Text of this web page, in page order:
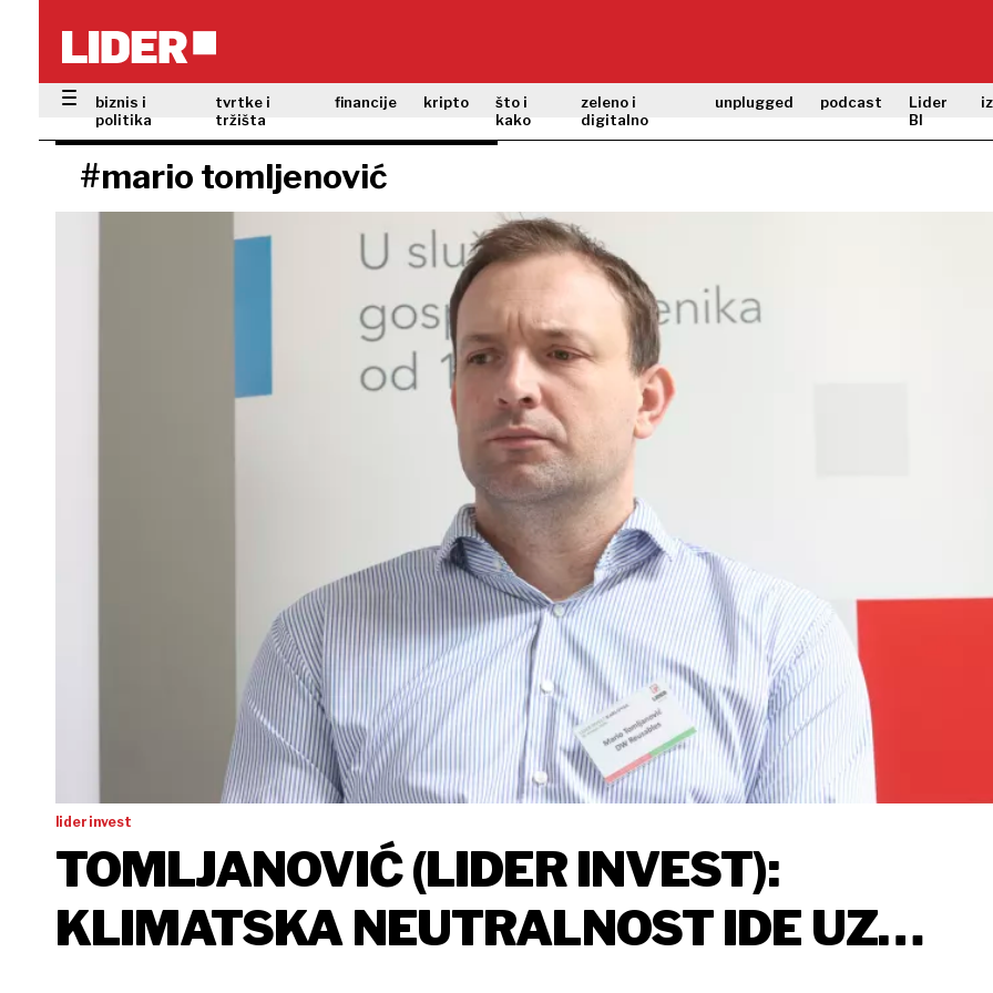
biznis i
politika
tvrtke i
tržišta
financije kripto
što i
kako
zeleno i
digitalno
unplugged podcast
Lider
BI
#mario tomljenović
lider invest
TOMLJANOVIĆ (LIDER INVEST):
KLIMATSKA NEUTRALNOST IDE UZ